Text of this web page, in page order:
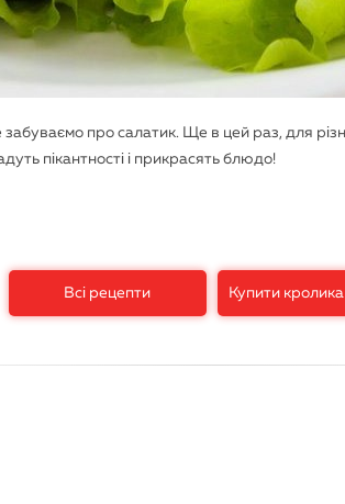
забуваємо про салатик. Ще в цей раз, для
пікантності і прикрасять блюдо!
Всі рецепти Купити кролика